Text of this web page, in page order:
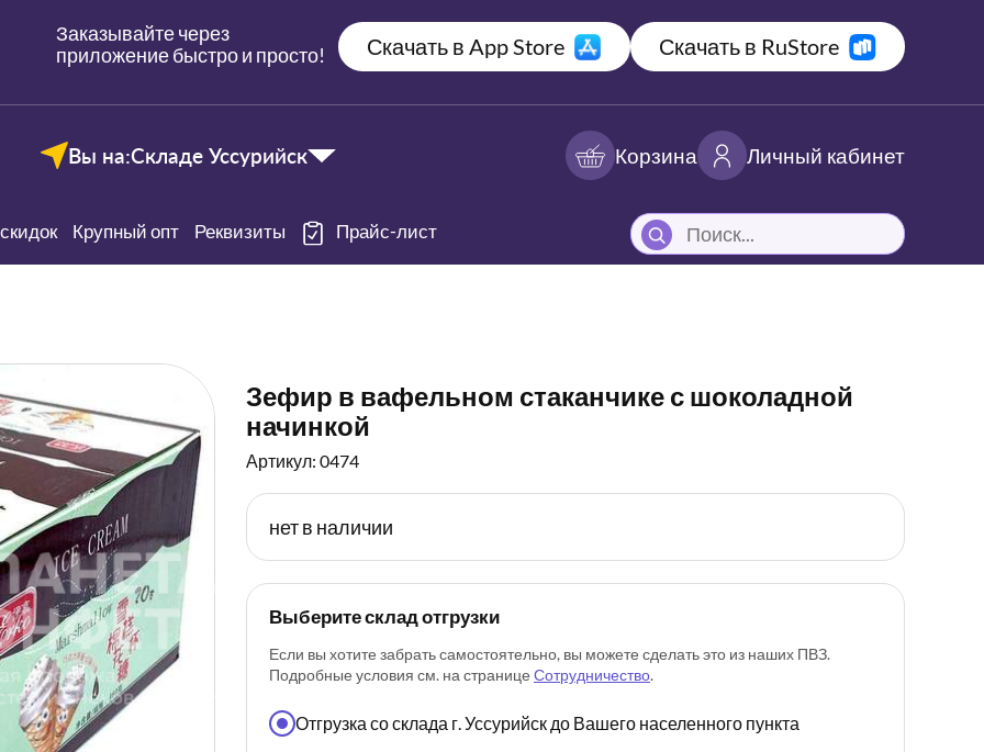
Заказывайте через
приложение быстро и просто!
Скачать в App Store Скачать в RuStore
Вы на:Складе Уссурийск Корзина Личный кабинет
Крупный опт Реквизиты Прайс-лист
Зефир в вафельном стаканчике с шоколадной
начинкой
Артикул: 0474
нет в наличии
Выберите склад отгрузки
Если вы хотите забрать самостоятельно, вы можете сделать это из наших ПВЗ.
Подробные условия см. на странице Сотрудничество.
Отгрузка со склада г. Уссурийск до Вашего населенного пункта